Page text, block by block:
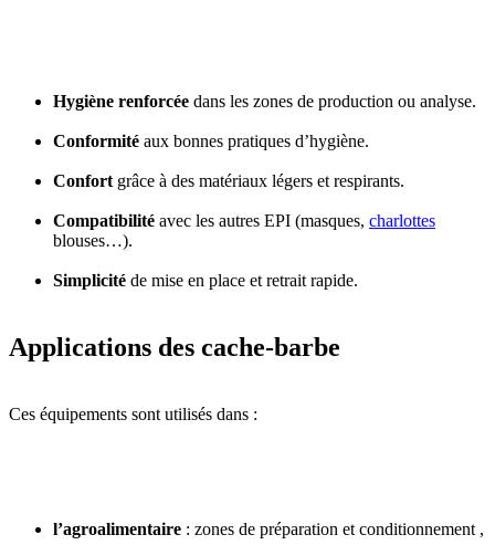
Hygiène renforcée dans les zones de production ou analyse.
Conformité aux bonnes pratiques d’hygiène.
Confort grâce à des matériaux légers et respirants.
Compatibilité avec les autres EPI (masques, charlottes
blouses…).
Simplicité de mise en place et retrait rapide.
Applications des cache-barbe
Ces équipements sont utilisés dans :
l’agroalimentaire : zones de préparation et conditionnement ,